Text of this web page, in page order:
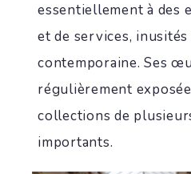
essentiellement à des
et de services,
contemporaine. Ses
régulièrement
collections de
importants.